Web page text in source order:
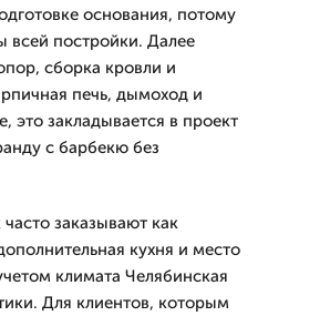
основания, потому
всей постройки. Далее
сборка кровли и
печь, дымоход и
это закладывается в проект
с барбекю без
заказывают как
кухня и место
климата Челябинская
Для клиентов, которым